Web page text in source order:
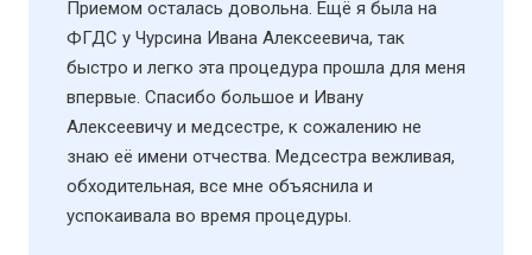
Приемом осталась довольна. Ещё я была на
ФГДС у Чурсина Ивана Алексеевича, так
быстро и легко эта процедура прошла для меня
впервые. Спасибо большое и Ивану
Алексеевичу и медсестре, к сожалению не
знаю её имени отчества. Медсестра вежливая,
обходительная, все мне объяснила и
успокаивала во время процедуры.